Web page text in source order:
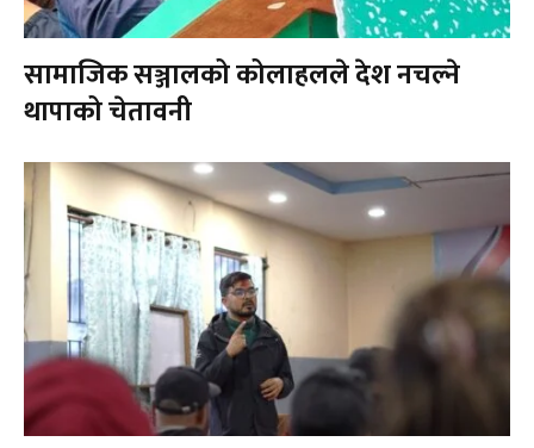
सामाजिक सञ्जालको कोलाहलले देश नचल्ने
थापाको चेतावनी